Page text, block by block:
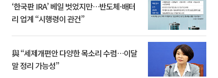
‘한국판 IRA’ 베일 벗었지만…반도체·배터
리 업계 “시행령이 관건”
與 “세제개편안 다양한 목소리 수렴…이달
말 정리 가능성”